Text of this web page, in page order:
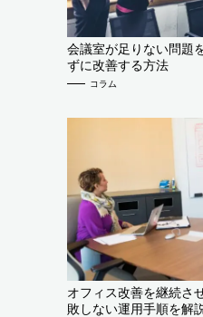
会議室が足りない問題
ずに改善する方法
コラム
オフィス改善を継続さ
敗しない運用手順を解